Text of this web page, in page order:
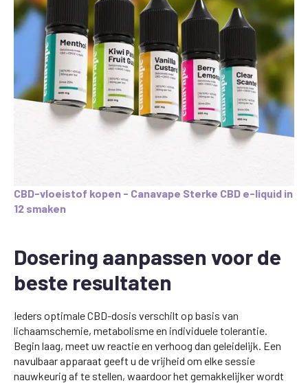
CBD-vloeistof kopen - Canavape Sterke CBD e-liquid in
12 smaken
Dosering aanpassen voor de
beste resultaten
Ieders optimale CBD-dosis verschilt op basis van
lichaamschemie, metabolisme en individuele tolerantie.
Begin laag, meet uw reactie en verhoog dan geleidelijk. Een
navulbaar apparaat geeft u de vrijheid om elke sessie
nauwkeurig af te stellen, waardoor het gemakkelijker wordt